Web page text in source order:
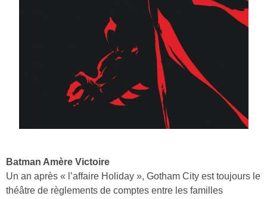
Batman Amère Victoire
Un an après « l’affaire Holiday », Gotham City est toujours le
théâtre de règlements de comptes entre les familles